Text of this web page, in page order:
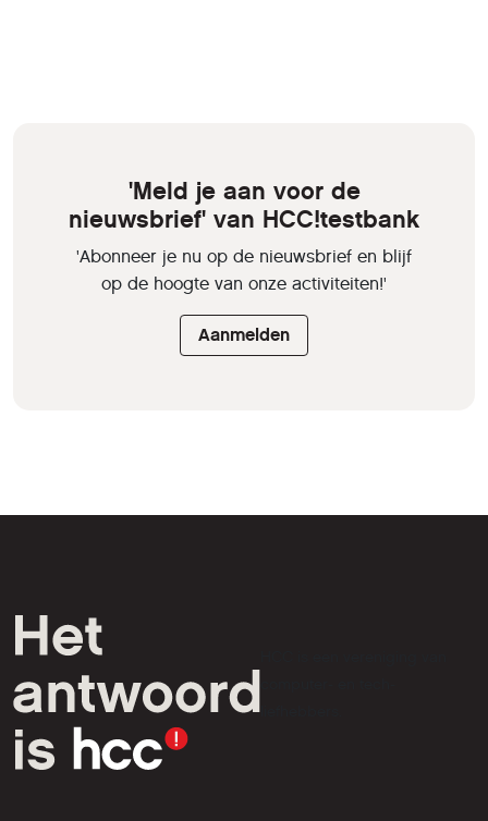
'Meld je aan voor de
nieuwsbrief' van HCC!testbank
'Abonneer je nu op de nieuwsbrief en blijf
op de hoogte van onze activiteiten!'
Aanmelden
liefhebbers.